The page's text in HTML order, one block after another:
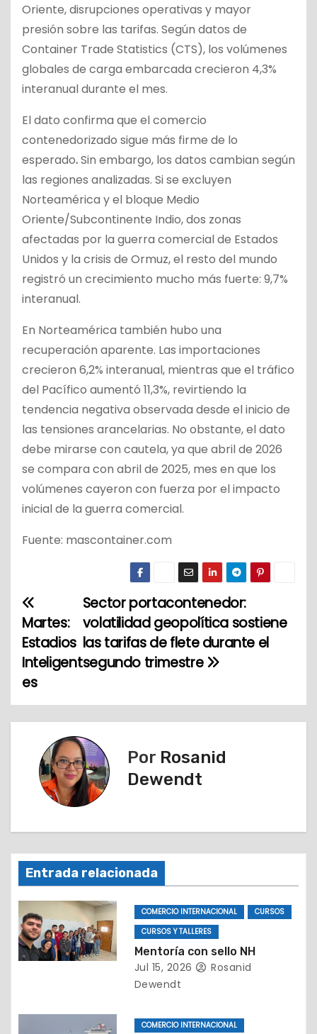
Oriente, disrupciones operativas y mayor
presión sobre las tarifas. Según datos de
Container Trade Statistics (CTS), los volúmenes
globales de carga embarcada crecieron 4,3%
interanual durante el mes.
El dato confirma que el comercio
contenedorizado sigue más firme de lo
esperado.Sin embargo, los datos cambian según
las regiones analizadas. Si se excluyen
Norteamérica y el bloque Medio
Oriente/Subcontinente Indio, dos zonas
afectadas por la guerra comercial de Estados
Unidos y la crisis de Ormuz, el resto del mundo
registró un crecimiento mucho más fuerte: 9,7%
interanual.
En Norteamérica también hubo una
recuperación aparente. Las importaciones
crecieron 6,2% interanual, mientras que el tráfico
del Pacífico aumentó 11,3%, revirtiendo la
tendencia negativa observada desde el inicio de
las tensiones arancelarias. No obstante, el dato
debe mirarse con cautela, ya que abril de 2026
se compara con abril de 2025, mes en que los
volúmenes cayeron con fuerza por el impacto
inicial de la guerra comercial.
Fuente: mascontainer.com
N
a
v
e
g
ó
n
d
e
e
Sector portacontenedor:
volatilidad geopolítica sostiene
las tarifas de flete durante el
segundo trimestre
Martes:
Estadios
Inteligent
es
Por Rosanid
Dewendt
Entrada relacionada
COMERCIO INTERNACIONAL
CURSOS
CURSOS Y TALLERES
Mentoría con sello NH
Jul 15, 2026
Rosanid
Dewendt
COMERCIO INTERNACIONAL